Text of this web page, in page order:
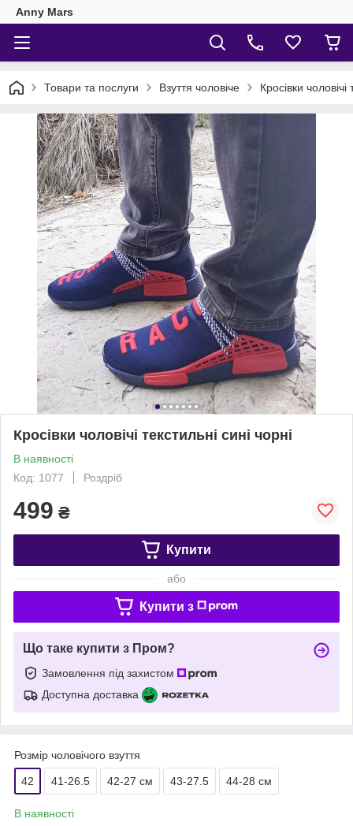
Anny Mars
Товари та послуги Взуття чоловіче Кросівки чоловічі
Кросівки чоловічі текстильні сині чорні
В наявності
Код: 1077
Роздріб
499 ₴
Купити
або
Купити з
Що таке купити з Пром?
Замовлення під захистом
Доступна доставка
Розмір чоловічого взуття
42 41-26.5 42-27 см 43-27.5 44-28 см
В наявності